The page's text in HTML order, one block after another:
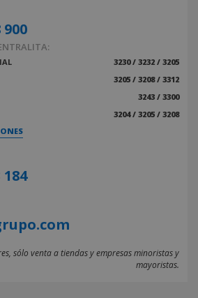
900
3230 / 3232 / 3205
3205 / 3208 / 3312
3243 / 3300
3204 / 3205 / 3208
184
sólo venta a tiendas y empresas minoristas y
mayoristas.